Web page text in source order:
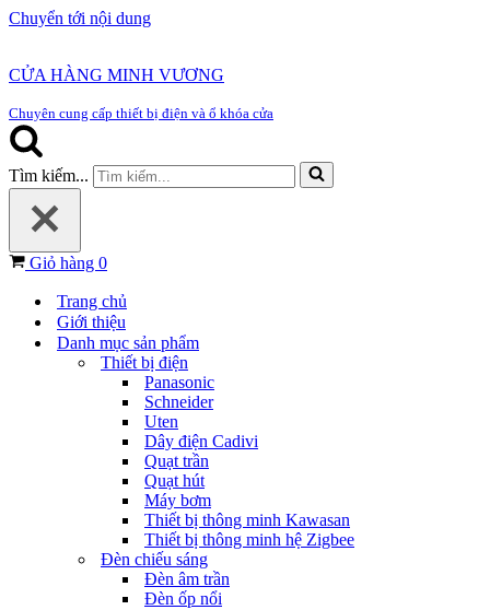
Chuyển tới nội dung
CỬA HÀNG MINH VƯƠNG
Chuyên cung cấp thiết bị điện và ổ khóa cửa
Tìm kiếm...
Giỏ hàng 0
Trang chủ
Giới thiệu
Danh mục sản phẩm
Thiết bị điện
Panasonic
Schneider
Uten
Dây điện Cadivi
Quạt trần
Quạt hút
Máy bơm
Thiết bị thông minh Kawasan
Thiết bị thông minh hệ Zigbee
Đèn chiếu sáng
Đèn âm trần
Đèn ốp nổi